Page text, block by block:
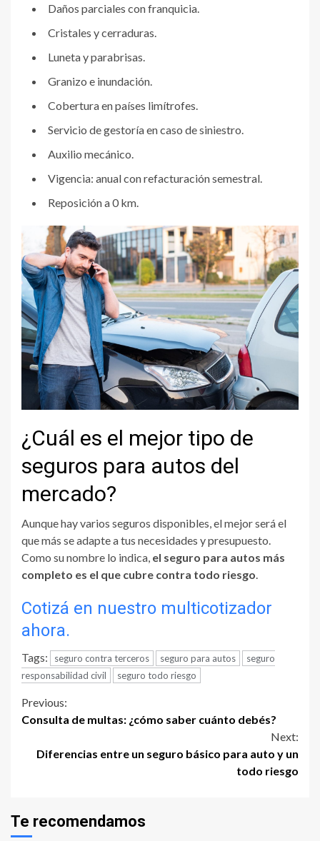
Daños parciales con franquicia.
Cristales y cerraduras.
Luneta y parabrisas.
Granizo e inundación.
Cobertura en países limítrofes.
Servicio de gestoría en caso de siniestro.
Auxilio mecánico.
Vigencia: anual con refacturación semestral.
Reposición a 0 km.
¿Cuál es el mejor tipo de
seguros para autos del
mercado?
Aunque hay varios seguros disponibles, el mejor será el
que más se adapte a tus necesidades y presupuesto.
Como su nombre lo indica, el seguro para autos más
completo es el que cubre contra todo riesgo.
Cotizá en nuestro multicotizador
ahora.
Tags: seguro contra terceros seguro para autos
seguro
responsabilidad civil
seguro todo riesgo
Continue
Previous:
Consulta de multas: ¿cómo saber cuánto debés?
Next:
Diferencias entre un seguro básico para auto y un
todo riesgo
Te recomendamos